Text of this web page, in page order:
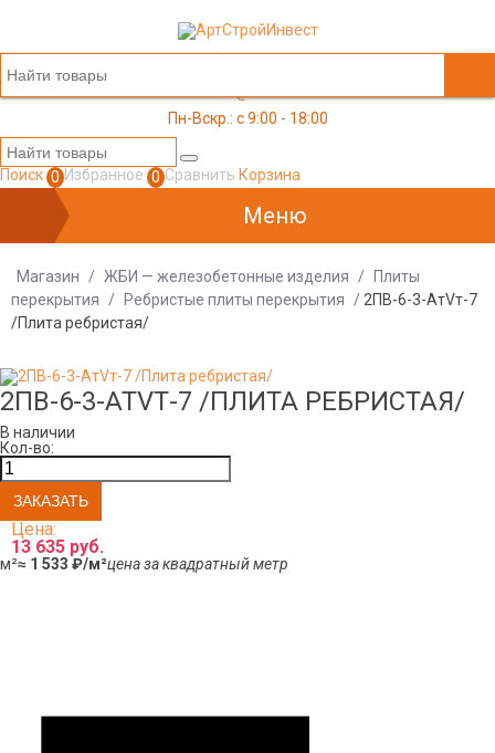
+7 (499) 117-03-05
Пн-Вскр.: c 9:00 - 18:00
Поиск 0 Избранное 0 Сравнить Корзина
Меню
Магазин / ЖБИ — железобетонные изделия /
Плиты
перекрытия
/ Ребристые плиты перекрытия / 2ПВ-6-3-АтVт-7
/Плита ребристая/
2ПВ-6-3-АТVТ-7 /ПЛИТА РЕБРИСТАЯ/
В наличии
Кол-во:
Цена:
13 635 руб.
м²≈ 1 533 ₽/м²цена за квадратный метр